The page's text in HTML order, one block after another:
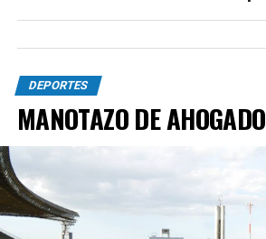
DEPORTES
MANOTAZO DE AHOGADO